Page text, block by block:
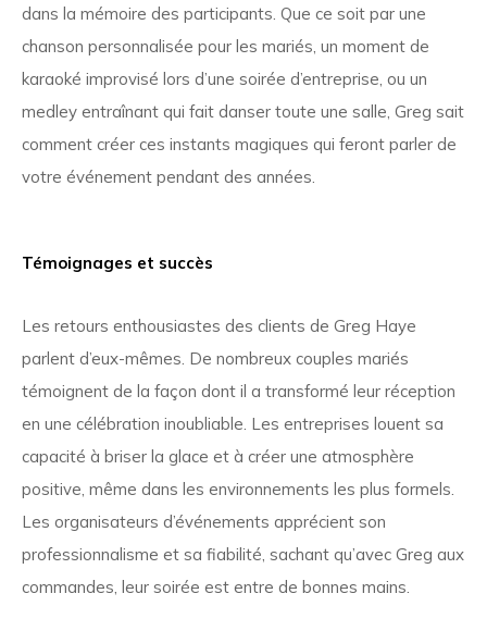
dans la mémoire des participants. Que ce soit par une
chanson personnalisée pour les mariés, un moment de
karaoké improvisé lors d’une soirée d’entreprise, ou un
medley entraînant qui fait danser toute une salle, Greg sait
comment créer ces instants magiques qui feront parler de
votre événement pendant des années.
Témoignages et succès
Les retours enthousiastes des clients de Greg Haye
parlent d’eux-mêmes. De nombreux couples mariés
témoignent de la façon dont il a transformé leur réception
en une célébration inoubliable. Les entreprises louent sa
capacité à briser la glace et à créer une atmosphère
positive, même dans les environnements les plus formels.
Les organisateurs d’événements apprécient son
professionnalisme et sa fiabilité, sachant qu’avec Greg aux
commandes, leur soirée est entre de bonnes mains.